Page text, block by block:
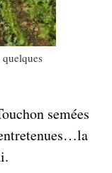
quelques
semées